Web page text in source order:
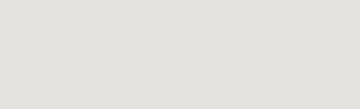
Web Adresi: